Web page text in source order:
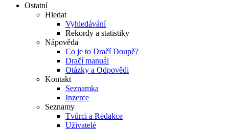
Ostatní
Hledat
Vyhledávání
Rekordy a statistiky
Nápověda
Co je to Dračí Doupě?
Dračí manuál
Otázky a Odpovědi
Kontakt
Seznamka
Inzerce
Seznamy
Tvůrci a Redakce
Uživatelé